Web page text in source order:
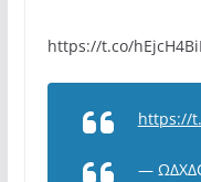
https://t.co/
https://
—